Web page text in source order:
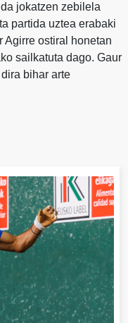
jokatzen zebilela
partida uztea erabaki
Agirre ostiral honetan
sailkatuta dago. Gaur
bihar arte